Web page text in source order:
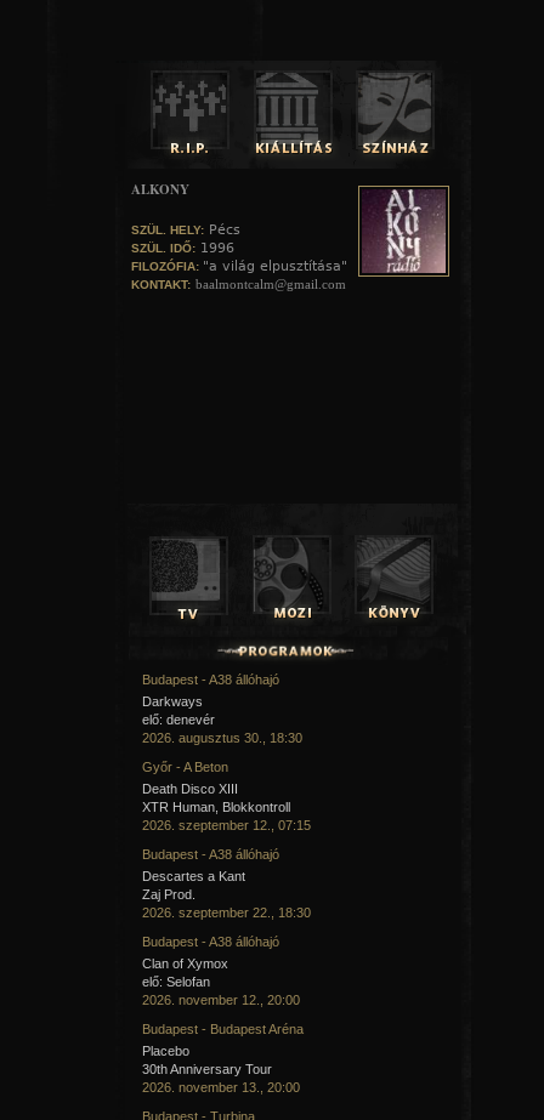
ALKONY
SZÜL. HELY: Pécs
SZÜL. IDŐ: 1996
FILOZÓFIA: "a világ elpusztítása"
KONTAKT: baalmontcalm@gmail.com
Budapest - A38 állóhajó
Darkways
elő: denevér
2026. augusztus 30., 18:30
Győr - A Beton
Death Disco XIII
XTR Human, Blokkontroll
2026. szeptember 12., 07:15
Budapest - A38 állóhajó
Descartes a Kant
Zaj Prod.
2026. szeptember 22., 18:30
Budapest - A38 állóhajó
Clan of Xymox
elő: Selofan
2026. november 12., 20:00
Budapest - Budapest Aréna
Placebo
30th Anniversary Tour
2026. november 13., 20:00
Budapest - Turbina